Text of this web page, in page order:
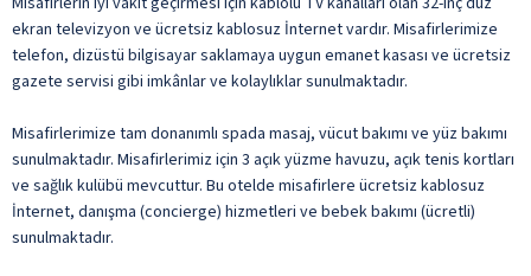
ekran televizyon ve ücretsiz kablosuz İnternet vardır. Misafirlerimize
telefon, dizüstü bilgisayar saklamaya uygun emanet kasası ve ücretsiz
gazete servisi gibi imkânlar ve kolaylıklar sunulmaktadır.
Misafirlerimize tam donanımlı spada masaj, vücut bakımı ve yüz bakımı
sunulmaktadır. Misafirlerimiz için 3 açık yüzme havuzu, açık tenis kortları
ve sağlık kulübü mevcuttur. Bu otelde misafirlere ücretsiz kablosuz
İnternet, danışma (concierge) hizmetleri ve bebek bakımı (ücretli)
sunulmaktadır.